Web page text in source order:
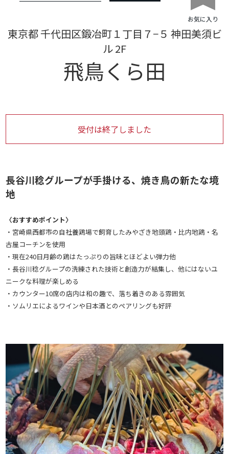
お気に入り
東京都 千代田区鍛冶町１丁目７−５ 神田美須ビ
ル 2F
飛鳥くら田
受付は終了しました
長谷川稔グループが手掛ける、焼き鳥の新たな境
地
〈おすすめポイント〉
・宮崎県西都市の自社養鶏場で飼育したみやざき地頭鶏・比内地鶏・名
古屋コーチンを使用
・現在240日月齢の鶏はたっぷりの旨味とほどよい弾力他
・長谷川稔グループの洗練された技術と創造力が結集し、他にはないユ
ニークな料理が楽しめる
・カウンター10席の店内は和の趣で、落ち着きのある雰囲気
・ソムリエによるワインや日本酒とのペアリングも好評